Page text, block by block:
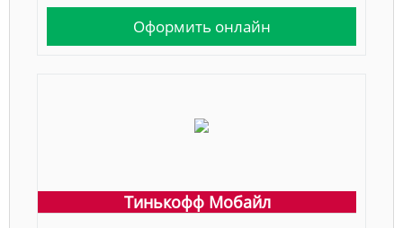
Оформить онлайн
Тинькофф Мобайл